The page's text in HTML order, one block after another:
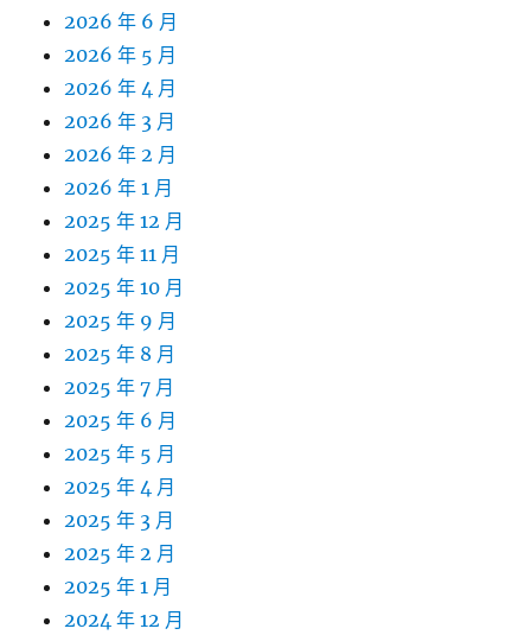
2026 年 6 月
2026 年 5 月
2026 年 4 月
2026 年 3 月
2026 年 2 月
2026 年 1 月
2025 年 12 月
2025 年 11 月
2025 年 10 月
2025 年 9 月
2025 年 8 月
2025 年 7 月
2025 年 6 月
2025 年 5 月
2025 年 4 月
2025 年 3 月
2025 年 2 月
2025 年 1 月
2024 年 12 月